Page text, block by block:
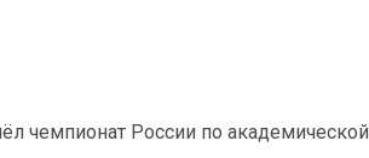
чемпионат России по академической